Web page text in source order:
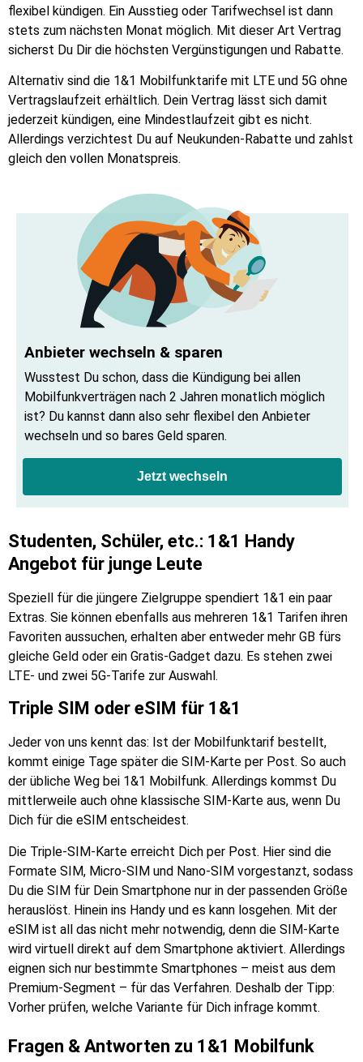
flexibel kündigen. Ein Ausstieg oder Tarifwechsel ist dann
stets zum nächsten Monat möglich. Mit dieser Art Vertrag
sicherst Du Dir die höchsten Vergünstigungen und Rabatte.
Alternativ sind die 1&1 Mobilfunktarife mit LTE und 5G ohne
Vertragslaufzeit erhältlich. Dein Vertrag lässt sich damit
jederzeit kündigen, eine Mindestlaufzeit gibt es nicht.
Allerdings verzichtest Du auf Neukunden-Rabatte und zahlst
gleich den vollen Monatspreis.
Anbieter wechseln & sparen
Wusstest Du schon, dass die Kündigung bei allen
Mobilfunkverträgen nach 2 Jahren monatlich möglich
ist? Du kannst dann also sehr flexibel den Anbieter
wechseln und so bares Geld sparen.
Jetzt wechseln
Studenten, Schüler, etc.: 1&1 Handy
Angebot für junge Leute
Speziell für die jüngere Zielgruppe spendiert 1&1 ein paar
Extras. Sie können ebenfalls aus mehreren 1&1 Tarifen ihren
Favoriten aussuchen, erhalten aber entweder mehr GB fürs
gleiche Geld oder ein Gratis-Gadget dazu. Es stehen zwei
LTE- und zwei 5G-Tarife zur Auswahl.
Triple SIM oder eSIM für 1&1
Jeder von uns kennt das: Ist der Mobilfunktarif bestellt,
kommt einige Tage später die SIM-Karte per Post. So auch
der übliche Weg bei 1&1 Mobilfunk. Allerdings kommst Du
mittlerweile auch ohne klassische SIM-Karte aus, wenn Du
Dich für die eSIM entscheidest.
Die Triple-SIM-Karte erreicht Dich per Post. Hier sind die
Formate SIM, Micro-SIM und Nano-SIM vorgestanzt, sodass
Du die SIM für Dein Smartphone nur in der passenden Größe
herauslöst. Hinein ins Handy und es kann losgehen. Mit der
eSIM ist all das nicht mehr notwendig, denn die SIM-Karte
wird virtuell direkt auf dem Smartphone aktiviert. Allerdings
eignen sich nur bestimmte Smartphones – meist aus dem
Premium-Segment – für das Verfahren. Deshalb der Tipp:
Vorher prüfen, welche Variante für Dich infrage kommt.
Fragen & Antworten zu 1&1 Mobilfunk